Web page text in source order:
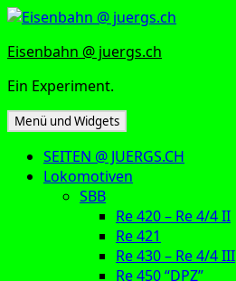
Zum
springen
Eisenbahn @ juergs.ch
Ein Experiment.
Menü und Widgets
SEITEN @ JUERGS.CH
Lokomotiven
SBB
Re 420 – Re 4/4 II
Re 421
Re 430 – Re 4/4 III
Re 450 “DPZ”